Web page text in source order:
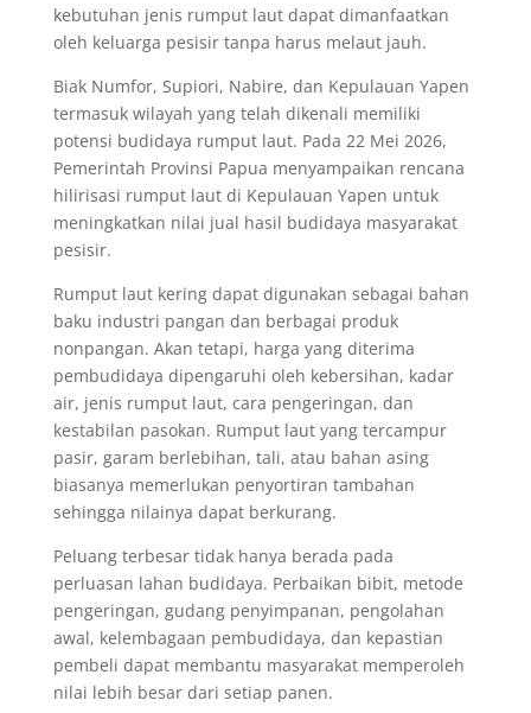
kebutuhan jenis rumput laut dapat dimanfaatkan
oleh keluarga pesisir tanpa harus melaut jauh.
Biak Numfor, Supiori, Nabire, dan Kepulauan Yapen
termasuk wilayah yang telah dikenali memiliki
potensi budidaya rumput laut. Pada 22 Mei 2026,
Pemerintah Provinsi Papua menyampaikan rencana
hilirisasi rumput laut di Kepulauan Yapen untuk
meningkatkan nilai jual hasil budidaya masyarakat
pesisir.
Rumput laut kering dapat digunakan sebagai bahan
baku industri pangan dan berbagai produk
nonpangan. Akan tetapi, harga yang diterima
pembudidaya dipengaruhi oleh kebersihan, kadar
air, jenis rumput laut, cara pengeringan, dan
kestabilan pasokan. Rumput laut yang tercampur
pasir, garam berlebihan, tali, atau bahan asing
biasanya memerlukan penyortiran tambahan
sehingga nilainya dapat berkurang.
Peluang terbesar tidak hanya berada pada
perluasan lahan budidaya. Perbaikan bibit, metode
pengeringan, gudang penyimpanan, pengolahan
awal, kelembagaan pembudidaya, dan kepastian
pembeli dapat membantu masyarakat memperoleh
nilai lebih besar dari setiap panen.